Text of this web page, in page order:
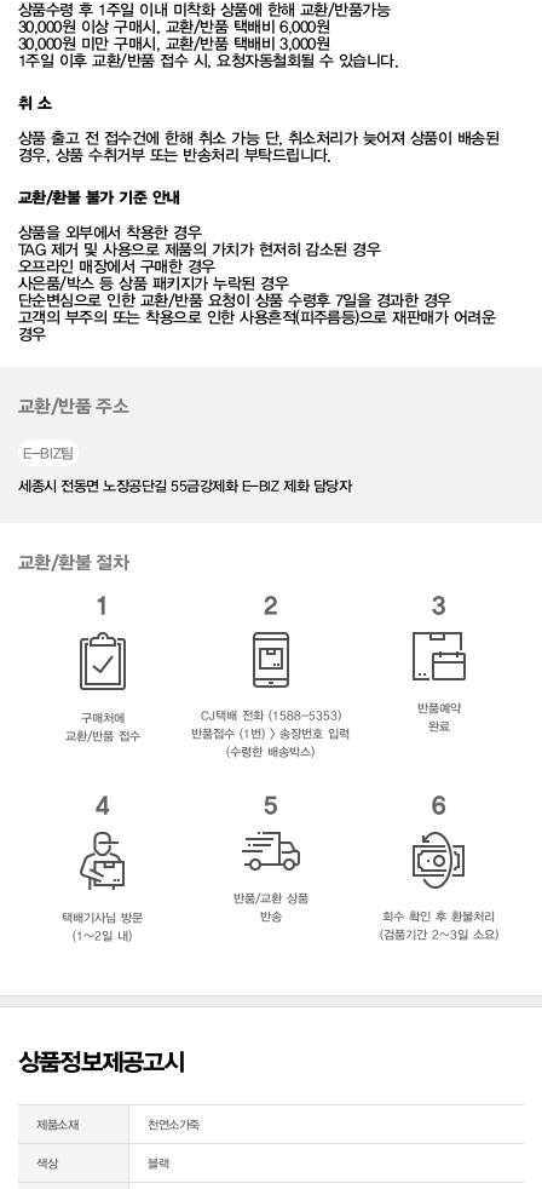
상품수령 후 1주일 이내 미착화 상품에 한해 교환/반품가능
30,000원 이상 구매시, 교환/반품 택배비 6,000원
30,000원 미만 구매시, 교환/반품 택배비 3,000원
1주일 이후 교환/반품 접수 시, 요청자동철회될 수 있습니다.
취 소
상품 출고 전 접수건에 한해 취소 가능 단, 취소처리가 늦어져 상품이 배송된
경우, 상품 수취거부 또는 반송처리 부탁드립니다.
교환/환불 불가 기준 안내
상품을 외부에서 착용한 경우
TAG 제거 및 사용으로 제품의 가치가 현저히 감소된 경우
오프라인 매장에서 구매한 경우
사은품/박스 등 상품 패키지가 누락된 경우
단순변심으로 인한 교환/반품 요청이 상품 수령후 7일을 경과한 경우
고객의 부주의 또는 착용으로 인한 사용흔적(피주름등)으로 재판매가 어려운
경우
교환/반품 주소
E-BIZ팀
세종시 전동면 노장공단길 55금강제화 E-BIZ 제화 담당자
교환/환불 절차
1
구매처에
교환/반품 접수
2
CJ택배 전화 (1588-5353)
반품접수 (1번) > 송장번호 입력
(수령한 배송박스)
3
반품예약
완료
4
택배기사님 방문
(1~2일 내)
5
반품/교환 상품
반송
6
회수 확인 후 환불처리
(검품기간 2~3일 소요)
상품정보제공고시
제품소재 천연소가죽
색상 블랙